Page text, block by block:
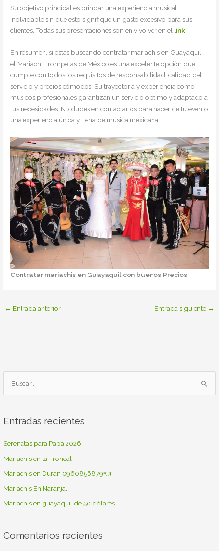
c
o
r
:
Entradas recientes
Serenatas para Papa 2026
Mariachis en la Troncal
Mariachis en Duran 0960856879👈
Mariachis En Naranjal
Mariachis en guayaquil de 50 dólares
Comentarios recientes
Su objetivo principal es brindar una experiencia musical
inolvidable sin que esto signifique un gasto excesivo para sus
clientes. Todas sus presentaciones son en vivo ver en el link
En resumen, si estás buscando contratar mariachis en Guayaquil,
el Mariachi Trompetas de México es una excelente opción que
cumple con todos los requisitos de responsabilidad, calidad del
servicio y precios cómodos. Su trayectoria y experiencia como
músicos profesionales garantizan un servicio óptimo y adaptado a
tus necesidades. No dudes en contactarlos para hacer de tu evento
una experiencia única y llena de música mexicana.
Contratar mariachis en Guayaquil con buenos Precios
← Entrada anterior Entrada siguiente →